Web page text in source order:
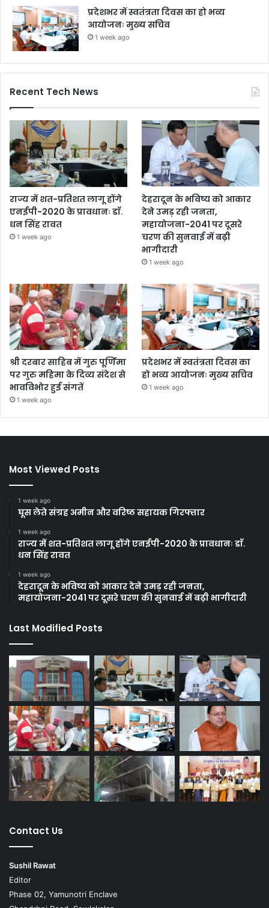
प्रदेशभर में स्वतंत्रता दिवस का हो भव्य
आयोजनः मुख्य सचिव
1 week ago
Recent Tech News
राज्य में शत-प्रतिशत लागू होंगे
एनईपी-2020 के प्रावधानः डाॅ.
धन सिंह रावत
1 week ago
देहरादून के भविष्य को आकार
देने उमड़ रही जनता,
महायोजना-2041 पर दूसरे
चरण की सुनवाई में बढ़ी
भागीदारी
1 week ago
श्री दरबार साहिब में गुरु पूर्णिमा
पर गुरु महिमा के दिव्य संदेश से
भावविभोर हुई संगतें
1 week ago
प्रदेशभर में स्वतंत्रता दिवस का
हो भव्य आयोजनः मुख्य सचिव
1 week ago
Most Viewed Posts
1 week ago
घूस लेते संग्रह अमीन और वरिष्ठ सहायक गिरफ्तार
1 week ago
राज्य में शत-प्रतिशत लागू होंगे एनईपी-2020 के प्रावधानः डाॅ.
धन सिंह रावत
1 week ago
देहरादून के भविष्य को आकार देने उमड़ रही जनता,
महायोजना-2041 पर दूसरे चरण की सुनवाई में बढ़ी भागीदारी
Last Modified Posts
Contact Us
Sushil Rawat
Editor
Phase 02, Yamunotri Enclave